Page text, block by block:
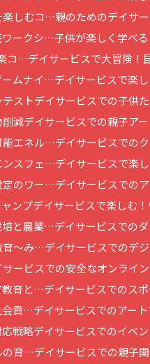
楽しむコ…親のためのデイサ
ワークシ…子供が楽しく学べ
コ…デイサービスで大冒険！
ームナイ…デイサービスで楽
ストデイサービスでの子供
削減デイサービスでの親子ア
能エネル…デイサービスでの
ンスフェ…デイサービスで楽
定のワー…デイサービスでの
ンプデイサービスで楽しむ
培と農業…デイサービスでの
育～み…デイサービスでのデ
サービスでの安全なオンライ
教育と…デイサービスでのス
会貢…デイサービスでのアー
戦略デイサービスでのイベ
の育…デイサービスでの親子